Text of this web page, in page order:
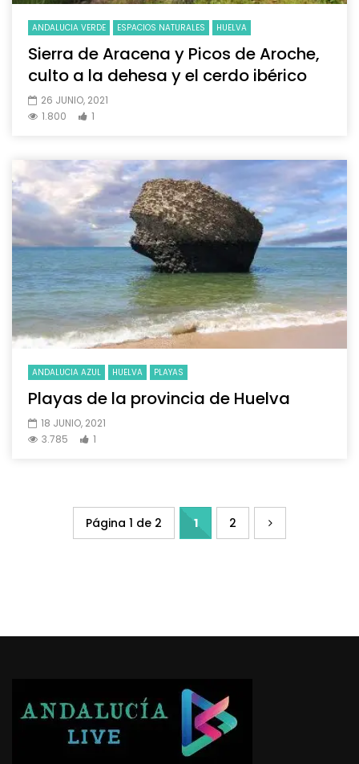
ANDALUCIA VERDE ESPACIOS NATURALES HUELVA
Sierra de Aracena y Picos de Aroche,
culto a la dehesa y el cerdo ibérico
26 JUNIO, 2021
1.800
1
ANDALUCIA AZUL HUELVA PLAYAS
Playas de la provincia de Huelva
18 JUNIO, 2021
3.785
1
Página 1 de 2 1 2